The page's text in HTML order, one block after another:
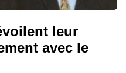
leur
avec le